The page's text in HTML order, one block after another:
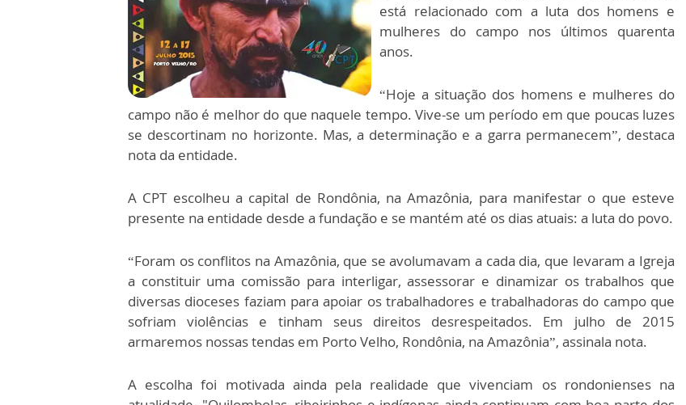
está relacionado com a luta dos homens e
mulheres do campo nos últimos quarenta
anos.
“Hoje a situação dos homens e mulheres do
campo não é melhor do que naquele tempo. Vive-se um período em que poucas luzes
se descortinam no horizonte. Mas, a determinação e a garra permanecem”, destaca
nota da entidade.
A CPT escolheu a capital de Rondônia, na Amazônia, para manifestar o que esteve
presente na entidade desde a fundação e se mantém até os dias atuais: a luta do povo.
“Foram os conflitos na Amazônia, que se avolumavam a cada dia, que levaram a Igreja
a constituir uma comissão para interligar, assessorar e dinamizar os trabalhos que
diversas dioceses faziam para apoiar os trabalhadores e trabalhadoras do campo que
sofriam violências e tinham seus direitos desrespeitados. Em julho de 2015
armaremos nossas tendas em Porto Velho, Rondônia, na Amazônia”, assinala nota.
A escolha foi motivada ainda pela realidade que vivenciam os rondonienses na